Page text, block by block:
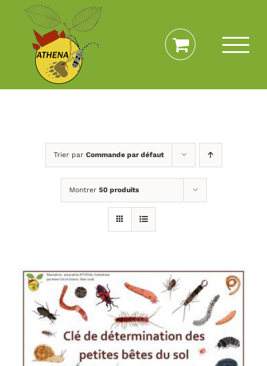
Passer
contenu
Trier par Commande par défaut
Montrer 50 produits